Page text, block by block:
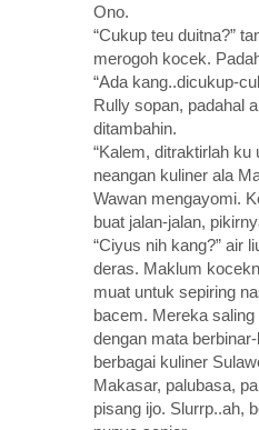
Ono.
“Cukup teu duitna?”
merogoh kocek.
“Ada kang..dicukup-
Rully sopan, padahal
ditambahin.
“Kalem, ditraktirlah ku
neangan kuliner ala
Wawan mengayomi.
buat jalan-jalan,
“Ciyus nih kang?” air
deras. Maklum
muat untuk sepiring
bacem. Mereka saling
dengan mata
berbagai kuliner
Makasar, palubasa,
pisang ijo. Slurrp..ah,